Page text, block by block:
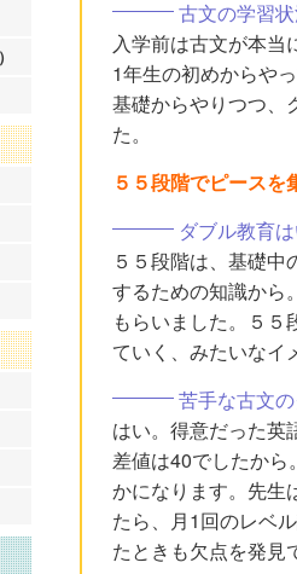
古文の学習
入学前は古文が本当
1年生の初めからや
基礎からやりつつ、
た。
５５段階でピースを
ダブル教育
５５段階は、基礎
するための知識から
もらいました。５
ていく、みたいなイ
苦手な古文
はい。得意だった英
差値は40でしたか
かになります。先生
たら、月1回のレベ
たときも欠点を発見